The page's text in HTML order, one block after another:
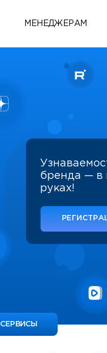
МЕНЕДЖЕРАМ
бренда — в
руках!
СЕРВИСЫ